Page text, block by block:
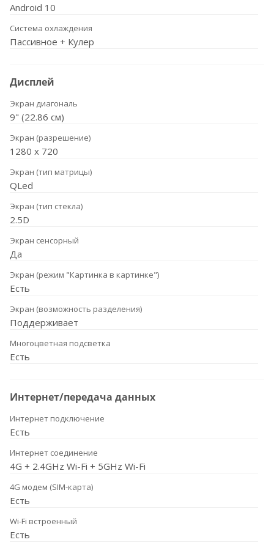
Android 10
Система охлаждения
Пассивное + Кулер
Дисплей
Экран диагональ
9" (22.86 см)
Экран (разрешение)
1280 х 720
Экран (тип матрицы)
QLed
Экран (тип стекла)
2.5D
Экран сенсорный
Да
Экран (режим "Картинка в картинке")
Есть
Экран (возможность разделения)
Поддерживает
Многоцветная подсветка
Есть
Интернет/передача данных
Интернет подключение
Есть
Интернет соединение
4G + 2.4GHz Wi-Fi + 5GHz Wi-Fi
4G модем (SIM-карта)
Есть
Wi-Fi встроенный
Есть